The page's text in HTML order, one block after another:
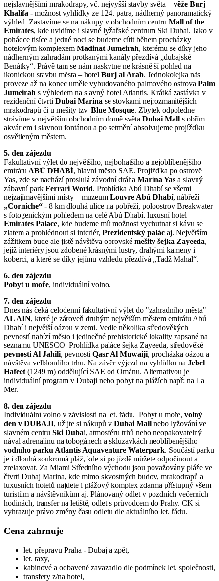
nejslavnějšími mrakodrapy, vč. nejvyšší stavby světa – věže Burj
Khalifa - možnost vyhlídky ze 124. patra, nádherný panoramatický
výhled. Zastavíme se na nákupy v obchodním centru Mall of the
Emirates, kde uvidíme i slavné lyžařské centrum Ski Dubai. Jako v
pohádce tisíce a jedné noci se budeme cítit během procházky
hotelovým komplexem Madinat Jumeirah, kterému se díky jeho
nádherným zahradám protkanými kanály přezdívá „dubajské
Benátky“. Právě tam se nám naskytne nejkrásnější pohled na
ikonickou stavbu města – hotel Burj al Arab. Jednokolejka nás
proveze až na konec uměle vybudovaného palmového ostrova Palm
Jumeirah s výhledem na slavný hotel Atlantis. Krátká zastávka v
rezidenční čtvrti Dubai Marina se stovkami nejrozmanitějších
mrakodrapů či u mešity tzv. Blue Mosque. Zbytek odpoledne
strávíme v největším obchodním domě světa Dubai Mall s obřím
akváriem i slavnou fontánou a po setmění absolvujeme projížďku
osvětleným městem.
5. den zájezdu
Fakultativní výlet do největšího, nejbohatšího a nejoblíbenějšího
emirátu ABÚ DHABÍ, hlavní město SAE. Projížďka po ostrově
Yas, zde se nachází proslulá závodní dráha Marina Yas a slavný
zábavní park Ferrari World. Prohlídka Abú Dhabí se všemi
nejzajímavějšími místy – muzeum Louvre Abú Dhabí, nábřeží
„Corniche“ - 8 km dlouhá ulice na pobřeží, poloostrov Breakwater
s fotogenickým pohledem na celé Abú Dhabí, luxusní hotel
Emirates Palace, kde budeme mít možnost vychutnat si kávu se
zlatem a prohlédnout si interiér, Prezidentský palác aj. Největším
zážitkem bude ale jistě návštěva obrovské mešity šejka Zayeeda,
jejíž interiéry jsou zdobené krásnými lustry, drahými kameny i
koberci, a které se díky jejímu vzhledu přezdívá „Tadž Mahal“.
6. den zájezdu
Pobyt u moře, individuální volno.
7. den zájezdu
Dnes nás čeká celodenní fakultativní výlet do "zahradního města"
AL AIN, které je zároveň druhým největším městem emirátu Abú
Dhabí i největší oázou v zemi. Vedle několika středověkých
pevností nabízí město i jedinečné prehistorické lokality zapsané na
seznamu UNESCO. Prohlídka paláce šejka Zayeeda, středověké
pevnosti Al Jahili, pevnosti Qasr Al Muwaiji, procházka oázou a
návštěva velbloudího trhu. Na závěr výjezd na vyhlídku na Jebel
Hafeet (1249 m) oddělující SAE od Ománu. Alternativou je
individuální program v Dubaji nebo pobyt na plážích např: na La
Mer.
8. den zájezdu
Individuální volno v závislosti na let. řádu. Pobyt u moře, volný
den v DUBAJI, užijte si nákupů v Dubai Mall nebo lyžování ve
slavném centru Ski Dubai, atmosféru trhů nebo neopakovatelný
nával adrenalinu na tobogánech a skluzavkách neoblíbenějšího
vodního parku Atlantis Aquaventure Waterpark. Součástí parku
je i dlouhá soukromá pláž, kde si po jízdě můžete odpočinout a
zrelaxovat. Za Miami Středního východu jsou považovány pláže ve
čtvrti Dubaj Marina, kde mimo skvostných budov, mrakodrapů a
luxusních hotelů najdete i plážový komplex zdarma přístupný všem
turistům a návštěvníkům aj. Plánovaný odlet v pozdních večerních
hodinách, transfer na letiště, odlet s průvodcem do Prahy. CK si
vyhrazuje právo změny času odletu dle aktuálního let. řádu.
Cena zahrnuje
let. přepravu Praha - Dubaj a zpět,
let. taxy,
kabinové a odbavené zavazadlo dle podmínek let. společnosti,
transfery z/na hotel,